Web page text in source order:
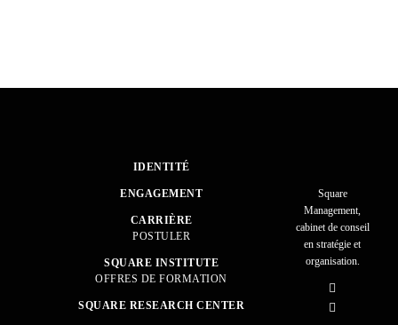
IDENTITÉ
ENGAGEMENT
CARRIÈRE
POSTULER
SQUARE INSTITUTE
OFFRES DE FORMATION
SQUARE RESEARCH CENTER
Square
Management,
cabinet de conseil
en stratégie et
organisation.